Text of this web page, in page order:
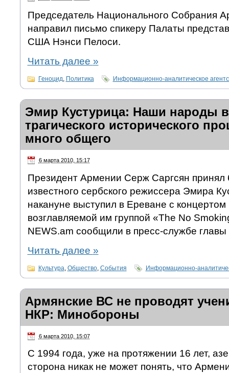
Председатель Национального Собрания
направил письмо спикеру Палаты
США Нэнси Пелоси.
Читать далее »
Геноцид, Политика Информационно-аналитическое
Эмир Кустурица: Наши народы
трагического исторического
много общего
6 марта 2010, 15:17
Президент Армении Серж Саргсян принял
известного сербского режиссера Эмира
накануне выступил в Ереване с концертом
возглавляемой им группой «The No
NEWS.am сообщили в пресс-службе главы
Читать далее »
Культура Общество, События Информационно-
Армянские ВС не проводят
НКР: Минобороны
6 марта 2010, 15:07
С 1994 года, уже на протяжении 16 лет,
сторона никак не может понять, что